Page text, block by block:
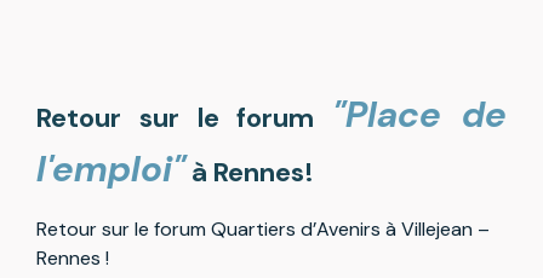
Retour sur le forum "Place de
l'emploi" à Rennes!
Retour sur le forum Quartiers d’Avenirs à Villejean –
Rennes !